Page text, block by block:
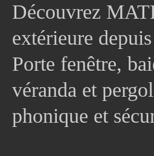
Découvrez
extérieure
Porte fenêtre,
véranda et
phonique et